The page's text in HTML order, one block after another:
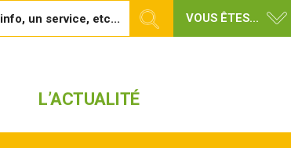
VOUS ÊTES...
L’ACTUALITÉ